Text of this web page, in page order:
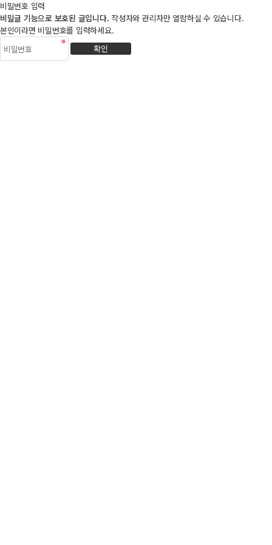
비밀번호 입력
비밀글 기능으로 보호된 글입니다. 작성자와 관리자만 열람하실 수 있습니다.
본인이라면 비밀번호를 입력하세요.